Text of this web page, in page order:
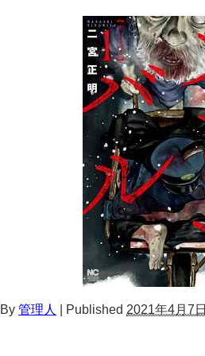
By 管理人 Published 2021年4月7日